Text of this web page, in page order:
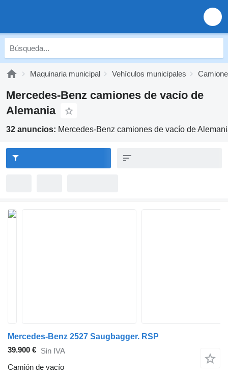
Maquinaria municipal Vehículos municipales
Mercedes-Benz camiones de vacío de
Alemania
32 anuncios: Mercedes-Benz camiones de vacío de
Mercedes-Benz 2527 Saugbagger. RSP
39.900 € Sin IVA
Camión de vacío